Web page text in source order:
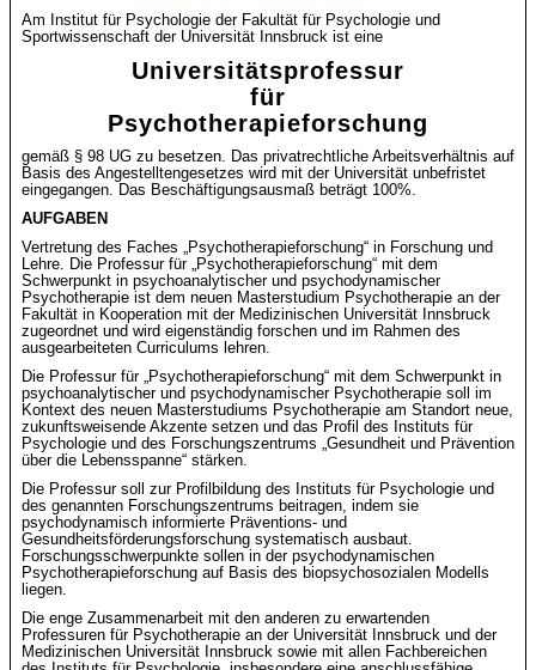
Am Institut für Psychologie der Fakultät für Psychologie und
Sportwissenschaft der Universität Innsbruck ist eine
Universitätsprofessur
für
Psychotherapieforschung
gemäß § 98 UG zu besetzen. Das privatrechtliche Arbeitsverhältnis auf
Basis des Angestelltengesetzes wird mit der Universität unbefristet
eingegangen. Das Beschäftigungsausmaß beträgt 100%.
AUFGABEN
Vertretung des Faches „Psychotherapieforschung“ in Forschung und
Lehre. Die Professur für „Psychotherapieforschung“ mit dem
Schwerpunkt in psychoanalytischer und psychodynamischer
Psychotherapie ist dem neuen Masterstudium Psychotherapie an der
Fakultät in Kooperation mit der Medizinischen Universität Innsbruck
zugeordnet und wird eigenständig forschen und im Rahmen des
ausgearbeiteten Curriculums lehren.
Die Professur für „Psychotherapieforschung“ mit dem Schwerpunkt in
psychoanalytischer und psychodynamischer Psychotherapie soll im
Kontext des neuen Masterstudiums Psychotherapie am Standort neue,
zukunftsweisende Akzente setzen und das Profil des Instituts für
Psychologie und des Forschungszentrums „Gesundheit und Prävention
über die Lebensspanne“ stärken.
Die Professur soll zur Profilbildung des Instituts für Psychologie und
des genannten Forschungszentrums beitragen, indem sie
psychodynamisch informierte Präventions- und
Gesundheitsförderungsforschung systematisch ausbaut.
Forschungsschwerpunkte sollen in der psychodynamischen
Psychotherapieforschung auf Basis des biopsychosozialen Modells
liegen.
Die enge Zusammenarbeit mit den anderen zu erwartenden
Professuren für Psychotherapie an der Universität Innsbruck und der
Medizinischen Universität Innsbruck sowie mit allen Fachbereichen